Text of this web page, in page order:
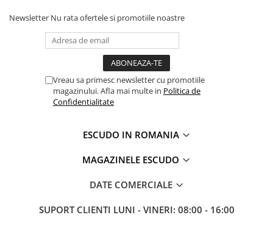
Newsletter Nu rata ofertele si promotiile noastre
Vreau sa primesc newsletter cu promotiile
magazinului. Afla mai multe in Politica de
Confidentialitate
ESCUDO IN ROMANIA
MAGAZINELE ESCUDO
DATE COMERCIALE
SUPORT CLIENTI LUNI - VINERI: 08:00 - 16:00